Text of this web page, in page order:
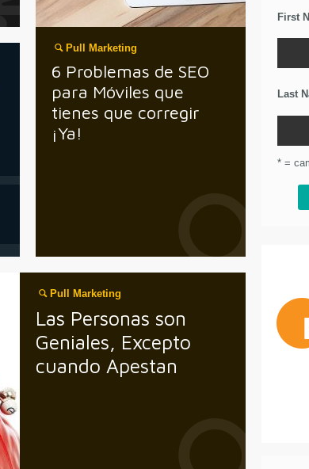
Pull Marketing
6 Problemas de SEO
para Móviles que
tienes que corregir
¡Ya!
Pull Marketing
Las Personas son
Geniales, Excepto
cuando Apestan
First
Last
* =